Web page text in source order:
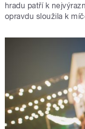
hradu patří k
opravdu sloužila k